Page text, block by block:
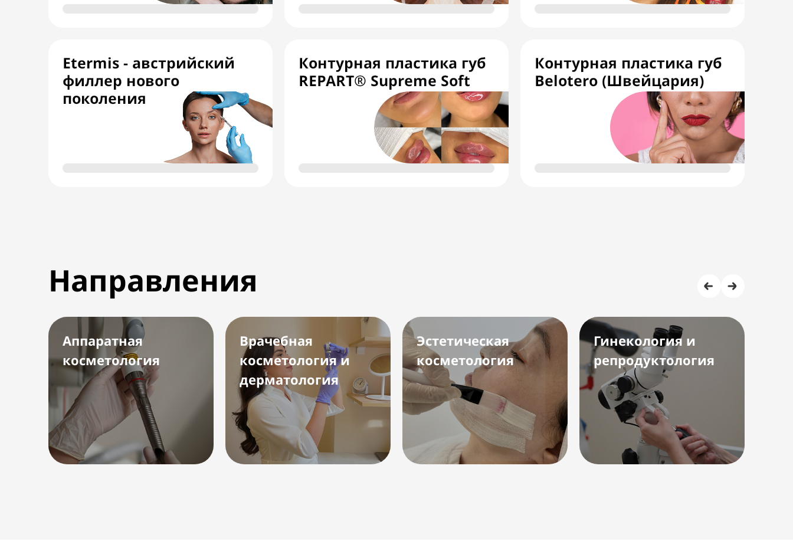
Etermis - австрийский
филлер нового
поколения
Контурная пластика губ
REPART® Supreme Soft
Контурная пластика губ
Belotero (Швейцария)
Направления
Аппаратная
косметология
Врачебная
косметология и
дерматология
Эстетическая
косметология
Гинекология и
репродуктология